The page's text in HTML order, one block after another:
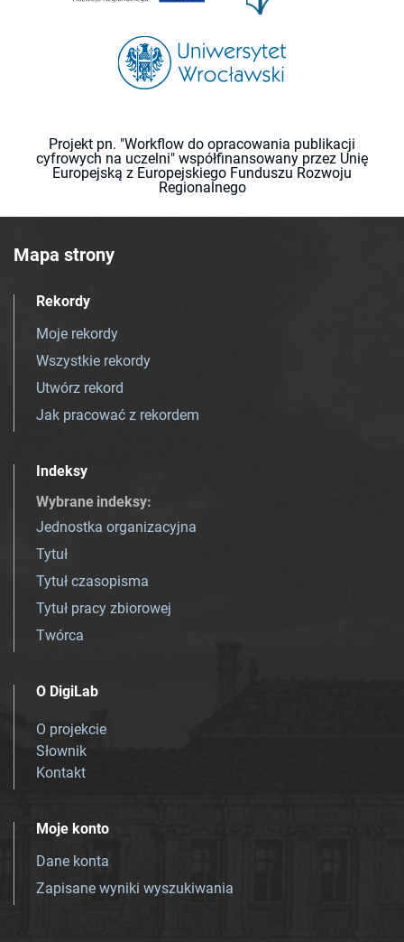
Projekt pn. "Workflow do opracowania publikacji
cyfrowych na uczelni" współfinansowany przez Unię
Europejską z Europejskiego Funduszu Rozwoju
Regionalnego
Mapa strony
Rekordy
Moje rekordy
Wszystkie rekordy
Utwórz rekord
Jak pracować z rekordem
Indeksy
Wybrane indeksy:
Jednostka organizacyjna
Tytuł
Tytuł czasopisma
Tytuł pracy zbiorowej
Twórca
O DigiLab
O projekcie
Słownik
Kontakt
Moje konto
Dane konta
Zapisane wyniki wyszukiwania